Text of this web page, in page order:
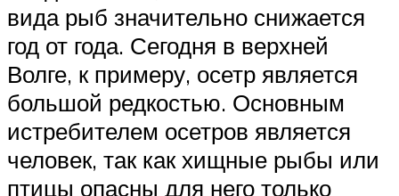
вида рыб значительно снижается
год от года. Сегодня в верхней
Волге, к примеру, осетр является
большой редкостью. Основным
истребителем осетров является
человек, так как хищные рыбы или
птицы опасны для него только